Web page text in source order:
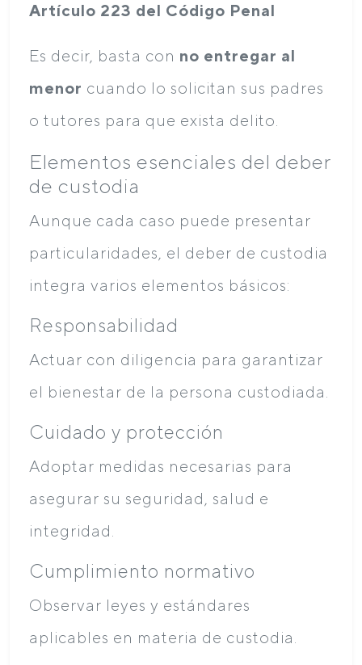
Artículo 223 del Código Penal
Es decir, basta con no entregar al
menor cuando lo solicitan sus padres
o tutores para que exista delito.
Elementos esenciales del deber
de custodia
Aunque cada caso puede presentar
particularidades, el deber de custodia
integra varios elementos básicos:
Responsabilidad
Actuar con diligencia para garantizar
el bienestar de la persona custodiada.
Cuidado y protección
Adoptar medidas necesarias para
asegurar su seguridad, salud e
integridad.
Cumplimiento normativo
Observar leyes y estándares
aplicables en materia de custodia.